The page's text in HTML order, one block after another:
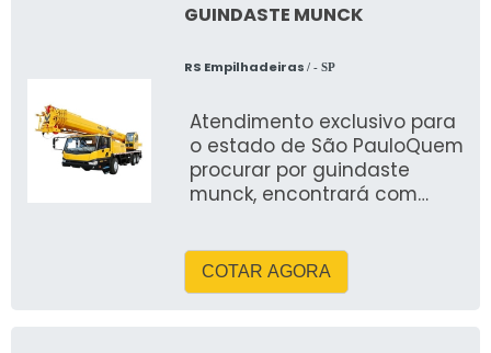
GUINDASTE MUNCK
RS Empilhadeiras / - SP
Atendimento exclusivo para
o estado de São PauloQuem
procurar por guindaste
munck, encontrará com
COTAR AGORA